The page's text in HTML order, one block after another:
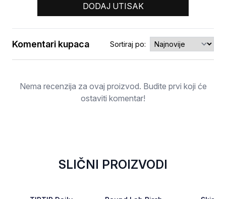
DODAJ UTISAK
Ocjena
Komentari kupaca Sortiraj po:
Nema recenzija za ovaj proizvod. Budite prvi koji će
ostaviti komentar!
SLIČNI PROIZVODI